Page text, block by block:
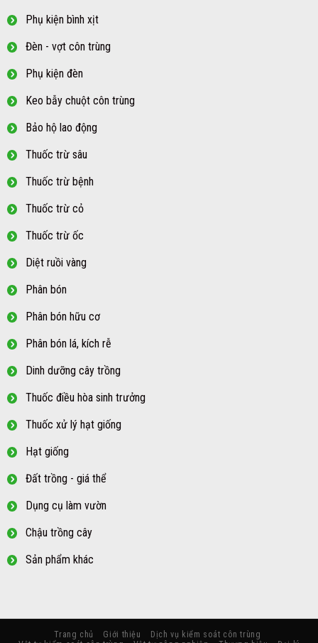
Phụ kiện bình xịt
Đèn - vợt côn trùng
Phụ kiện đèn
Keo bẫy chuột côn trùng
Bảo hộ lao động
Thuốc trừ sâu
Thuốc trừ bệnh
Thuốc trừ cỏ
Thuốc trừ ốc
Diệt ruồi vàng
Phân bón
Phân bón hữu cơ
Phân bón lá, kích rễ
Dinh dưỡng cây trồng
Thuốc điều hòa sinh trưởng
Thuốc xử lý hạt giống
Hạt giống
Đất trồng - giá thể
Dụng cụ làm vườn
Chậu trồng cây
Sản phẩm khác
Trang chủ Giới thiệu
Dịch vụ kiểm soát côn trùng